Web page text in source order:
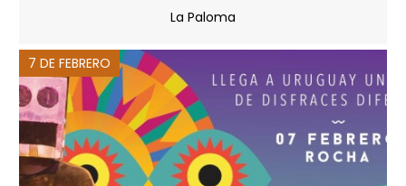
La Paloma
7 DE FEBRERO